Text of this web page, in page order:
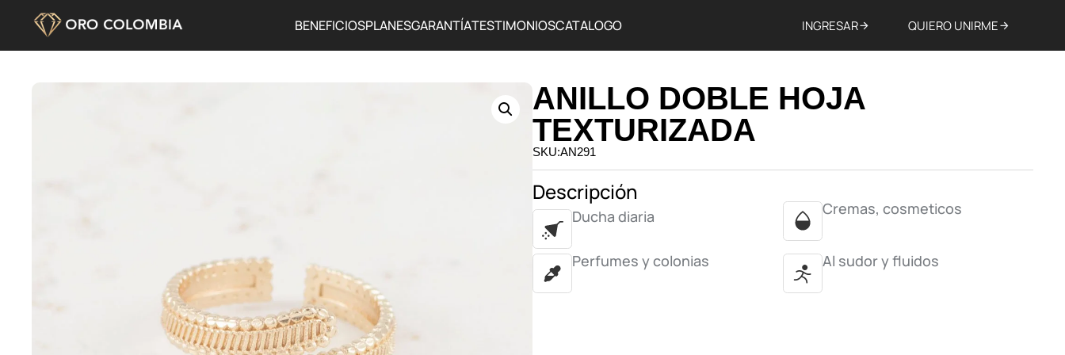
BENEFICIOSPLANESGARANTÍATESTIMONIOSCATALOGO INGRESAR QUIERO UNIRME
ANILLO DOBLE HOJA
TEXTURIZADA
SKU:AN291
Descripción
Ducha diaria Cremas, cosmeticos
Perfumes y colonias Al sudor y fluidos